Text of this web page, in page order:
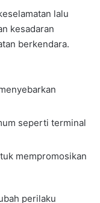
lalu
kesadaran
berkendara.
seperti terminal
mempromosikan
perilaku